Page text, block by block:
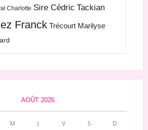
Charlotte Sire Cédric Tackian
Franck Trécourt Marilyse
AOÛT 2026
M J V S D